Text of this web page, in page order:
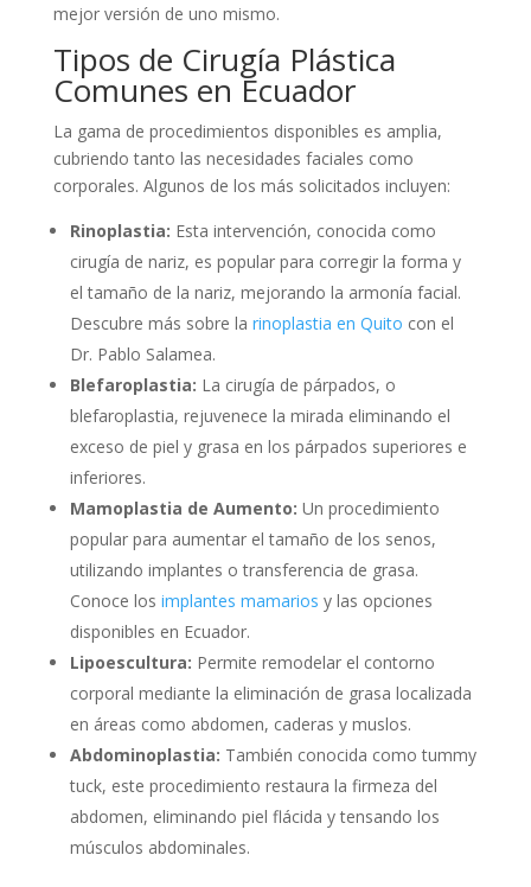
mejor versión de uno mismo.
Tipos de Cirugía Plástica
Comunes en Ecuador
La gama de procedimientos disponibles es amplia,
cubriendo tanto las necesidades faciales como
corporales. Algunos de los más solicitados incluyen:
Rinoplastia: Esta intervención, conocida como
cirugía de nariz, es popular para corregir la forma y
el tamaño de la nariz, mejorando la armonía facial.
Descubre más sobre la rinoplastia en Quito con el
Dr. Pablo Salamea.
Blefaroplastia: La cirugía de párpados, o
blefaroplastia, rejuvenece la mirada eliminando el
exceso de piel y grasa en los párpados superiores e
inferiores.
Mamoplastia de Aumento: Un procedimiento
popular para aumentar el tamaño de los senos,
utilizando implantes o transferencia de grasa.
Conoce los implantes mamarios y las opciones
disponibles en Ecuador.
Lipoescultura: Permite remodelar el contorno
corporal mediante la eliminación de grasa localizada
en áreas como abdomen, caderas y muslos.
Abdominoplastia: También conocida como tummy
tuck, este procedimiento restaura la firmeza del
abdomen, eliminando piel flácida y tensando los
músculos abdominales.